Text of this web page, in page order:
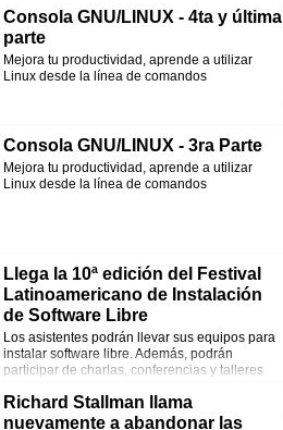
Consola GNU/LINUX - 4ta y última
parte
Mejora tu productividad, aprende a utilizar
Linux desde la línea de comandos
Consola GNU/LINUX - 3ra Parte
Mejora tu productividad, aprende a utilizar
Linux desde la línea de comandos
Llega la 10ª edición del Festival
Latinoamericano de Instalación
de Software Libre
Los asistentes podrán llevar sus equipos para
instalar software libre. Además, podrán
participar de charlas, conferencias y talleres
Richard Stallman llama
nuevamente a abandonar las